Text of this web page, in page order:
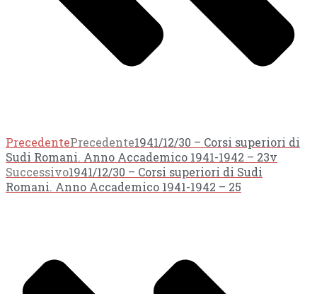
PrecedentePrecedente1941/12/30 – Corsi superiori di
Sudi Romani. Anno Accademico 1941-1942 – 23v
Successivo1941/12/30 – Corsi superiori di Sudi
Romani. Anno Accademico 1941-1942 – 25